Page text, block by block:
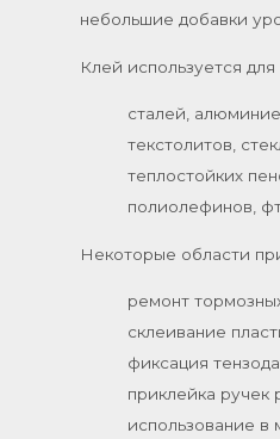
небольшие добавки
Клей используется для
сталей,
текстолитов,
теплостойких
полиолефинов,
Некоторые области
ремонт
склеивание
фиксация
приклейка ручек
использование